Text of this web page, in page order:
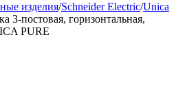
изделия/Schneider Electric/Unica
3-постовая, горизонтальная,
PURE